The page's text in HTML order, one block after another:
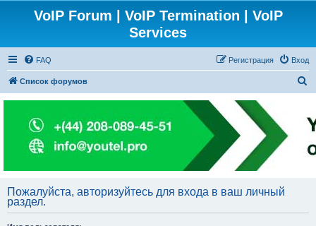
VoIP Forum | VoIP Termination | VoIP
Services
FAQ Вход
Регистрация
Список форумов
с
к
Пожалуйста, авторизуйтесь для входа в ваш личный
раздел.